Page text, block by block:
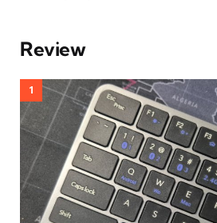
Review